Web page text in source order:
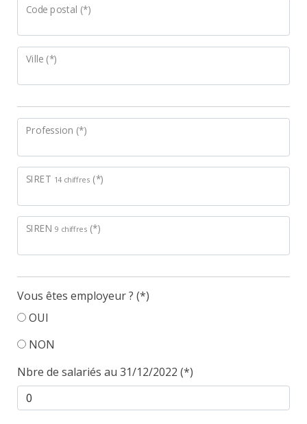
Code postal (*)
Ville (*)
Profession (*)
SIRET 14 chiffres (*)
SIREN9 chiffres (*)
Vous êtes employeur ? (*)
OUI
NON
Nbre de salariés au 31/12/2022 (*)